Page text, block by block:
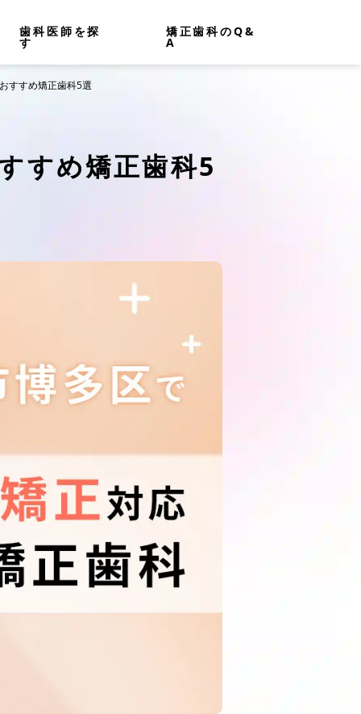
歯科医師を探
す
矯正歯科のQ&
A
すすめ矯正歯科5選
すめ矯正歯科5